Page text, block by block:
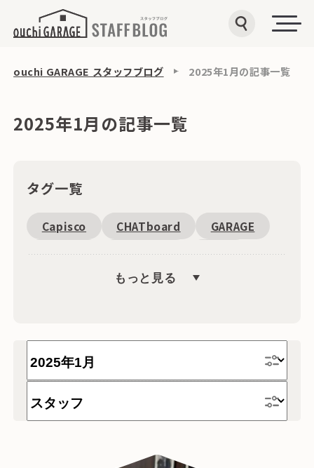
ouchi GARAGE スタッフブログ 2025年1月の記事一覧
2025年1月の記事一覧
タグ一覧
Capisco CHATboard
GARAGE
Fantoni
恵比寿周辺
SDGs
文具
海外
デスク
もっと見る